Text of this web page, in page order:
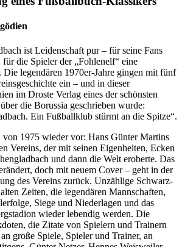
ist Leidenschaft pur – für seine Fans
die Spieler der „Fohlenelf“ eine
Die legendären 1970er-Jahre gingen mit fünf
ein – und in dieser
im Droste Verlag eines der schönsten
die Borussia geschrieben wurde:
Ein Fußballklub stürmt an die Spitze“.
von 1975 wieder vor: Hans Günter Martins
Vereins, der mit seinen Eigenheiten, Ecken
und dann die Welt eroberte. Das
doch mit neuem Cover – geht in der
des Vereins zurück. Unzählige Schwarz-
Zeiten, die legendären Mannschaften,
Siege und Niederlagen und das
wieder lebendig werden. Die
die Zitate von Spielern und Trainern
große Spiele, Spieler und Trainer, an